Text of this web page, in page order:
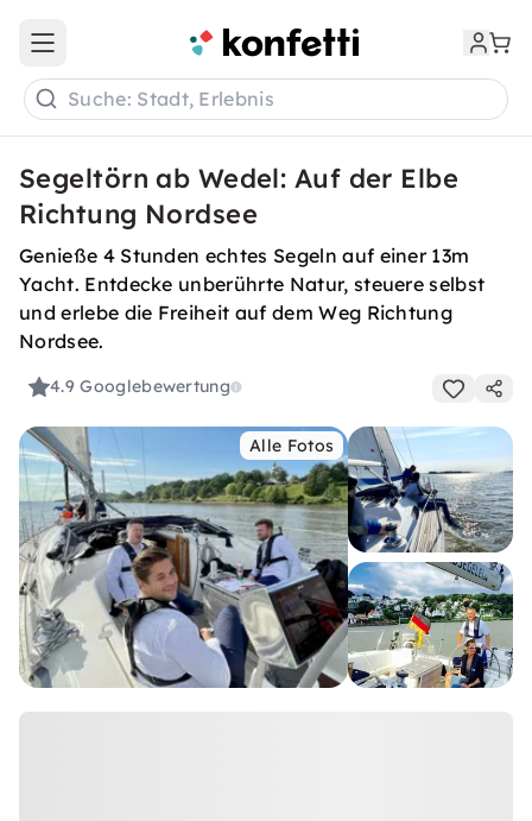
Open main menu
Suche: Stadt, Erlebnis
Segeltörn ab Wedel: Auf der Elbe
Richtung Nordsee
Genieße 4 Stunden echtes Segeln auf einer 13m
Yacht. Entdecke unberührte Natur, steuere selbst
und erlebe die Freiheit auf dem Weg Richtung
Nordsee.
4.9Googlebewertung
Alle Fotos